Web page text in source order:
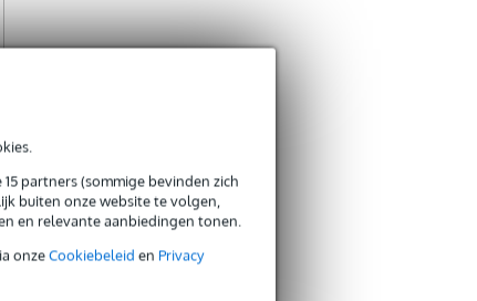
partners (sommige bevinden zich
buiten onze website te volgen,
en relevante aanbiedingen tonen.
onzeCookiebeleid en Privacy